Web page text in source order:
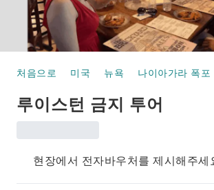
처음으로 미국 뉴욕 나이아가라 폭포
루이스턴 금지 투어
현장에서 전자바우처를 제시해주세